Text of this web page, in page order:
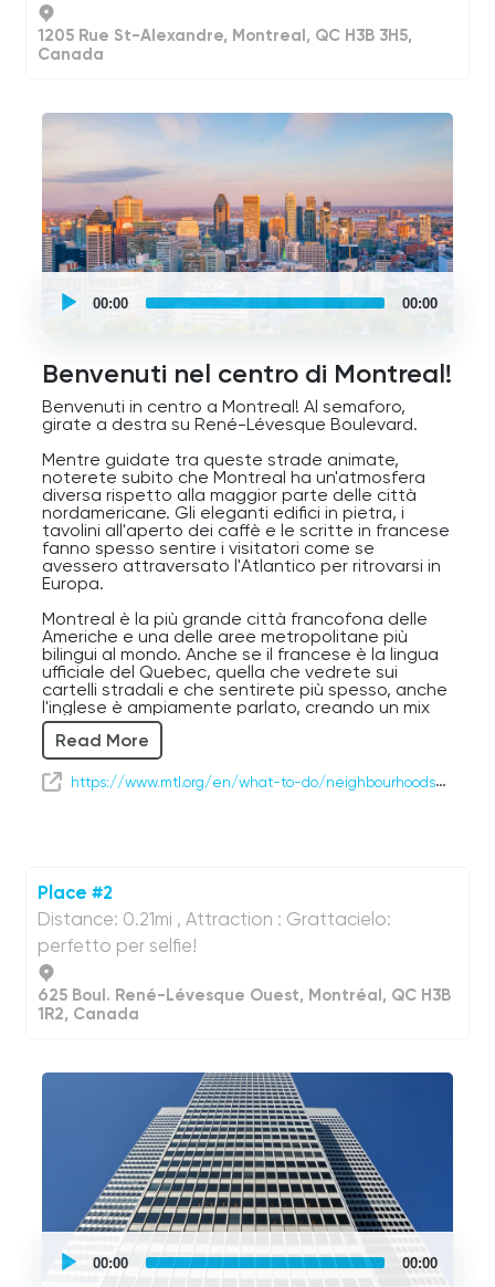
1205 Rue St-Alexandre, Montreal, QC H3B 3H5,
Canada
UCPlaces
self
guided
Player
00:00 00:00
Benvenuti nel centro di Montreal!
Benvenuti in centro a Montreal! Al semaforo,
girate a destra su René-Lévesque Boulevard.
Mentre guidate tra queste strade animate,
noterete subito che Montreal ha un'atmosfera
diversa rispetto alla maggior parte delle città
nordamericane. Gli eleganti edifici in pietra, i
tavolini all'aperto dei caffè e le scritte in francese
fanno spesso sentire i visitatori come se
avessero attraversato l'Atlantico per ritrovarsi in
Europa.
Montreal è la più grande città francofona delle
Americhe e una delle aree metropolitane più
bilingui al mondo. Anche se il francese è la lingua
ufficiale del Quebec, quella che vedrete sui
cartelli stradali e che sentirete più spesso, anche
l'inglese è ampiamente parlato, creando un mix
culturale unico che plasma l'identità della città
da secoli.
La città sorge su un'isola tra l'imponente fiume
San Lorenzo e il fiume Ottawa. Fu fondata da
accogliendo immigrati da tutto il mondo che
hanno arricchito il suo tessuto culturale con le
proprie tradizioni, cucine e quartieri.
Oggi, più di quattro milioni di persone vivono
nell'area metropolitana di Montreal. È una città
famosa per i suoi festival di livello mondiale, i
ristoranti rinomati, una scena artistica vivace e la
passione per lo sport, soprattutto l'hockey, che
Esplorando la città, scoprirete che ogni quartiere
ha la sua personalità. Dai grattacieli moderni alle
chiese storiche, dai mercati vivaci ai siti olimpici,
fino alle affascinanti strade lungo il fiume,
Montreal è una città di straordinari contrasti.
Quindi, mettetevi comodi e godetevi il viaggio
mentre iniziamo a scoprire una delle mete più
affascinanti del Nord America.
Read More
https://www.mtl.org/en/what-to-do/neighbourhoods/downtown
Place #2
Distance: 0.21mi , Attraction : Grattacielo:
perfetto per selfie!
625 Boul. René-Lévesque Ouest, Montréal, QC H3B
1R2, Canada
UCPlaces
self
guided00:00 00:00